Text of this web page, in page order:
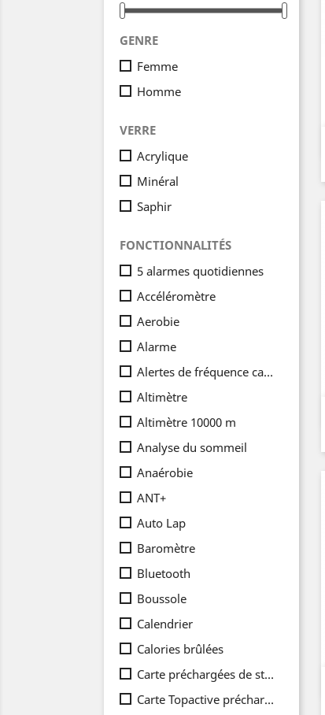
GENRE
Femme
Homme
VERRE
Acrylique
Minéral
Saphir
FONCTIONNALITÉS
5 alarmes quotidiennes
Accéléromètre
Aerobie
Alarme
Alertes de fréquence cardiaque anormale
Altimètre
Altimètre 10000 m
Analyse du sommeil
Anaérobie
ANT+
Auto Lap
Baromètre
Bluetooth
Boussole
Calendrier
Calories brûlées
Carte préchargées de stations de ski
Carte Topactive préchargées